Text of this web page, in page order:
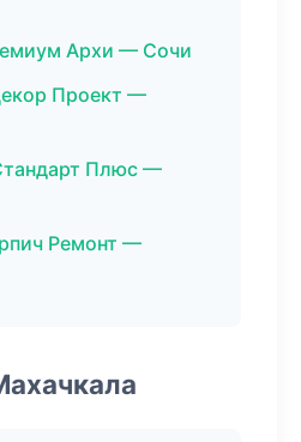
Архи — Сочи
Проект —
Плюс —
Ремонт —